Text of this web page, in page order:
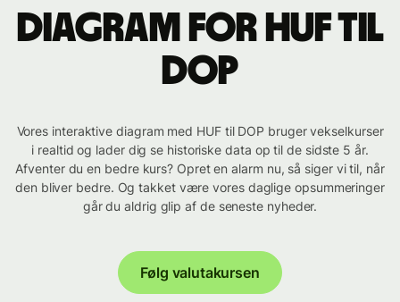
Diagram for HUF til
DOP
Vores interaktive diagram med HUF til DOP bruger vekselkurser
i realtid og lader dig se historiske data op til de sidste 5 år.
Afventer du en bedre kurs? Opret en alarm nu, så siger vi til, når
den bliver bedre. Og takket være vores daglige opsummeringer
går du aldrig glip af de seneste nyheder.
Følg valutakursen